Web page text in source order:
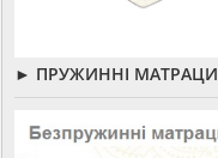
► ПРУЖИННІ МАТРАЦИ